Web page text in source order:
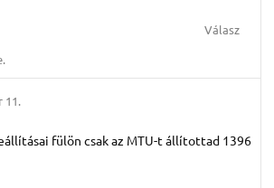
Válasz
11.
fülön csak az MTU-t állítottad 1396